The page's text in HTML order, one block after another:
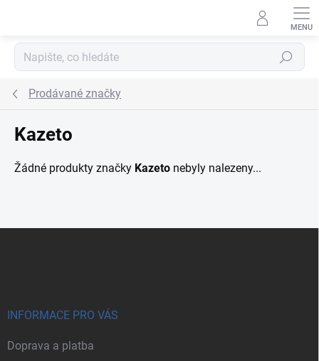
Hledat
Prodávané značky
Kazeto
Žádné produkty značky Kazeto nebyly nalezeny...
INFORMACE PRO VÁS
Doprava a platba